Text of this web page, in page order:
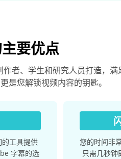
要优点
者、学生和研究人员打造，满
是您解锁视频内容的钥匙。
工具提供
字幕的选
您的时间非
只需几秒